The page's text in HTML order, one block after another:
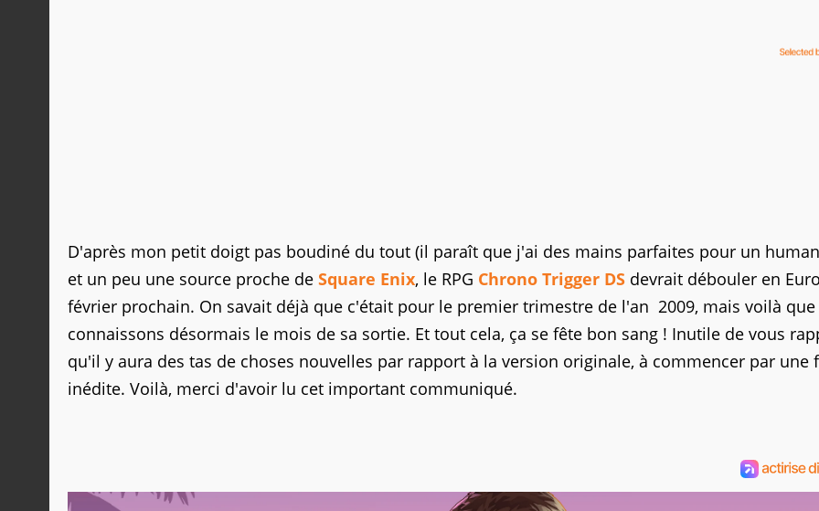
D'après mon petit doigt pas boudiné du tout (il paraît que j'ai des mains parfaites pour un
et un peu une source proche de Square Enix, le RPG Chrono Trigger DS devrait débouler en
février prochain. On savait déjà que c'était pour le premier trimestre de l'an 2009, mais voilà
connaissons désormais le mois de sa sortie. Et tout cela, ça se fête bon sang ! Inutile de vous
qu'il y aura des tas de choses nouvelles par rapport à la version originale, à commencer par une
inédite. Voilà, merci d'avoir lu cet important communiqué.